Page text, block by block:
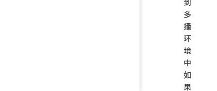
多
播
环
境
中
如
果